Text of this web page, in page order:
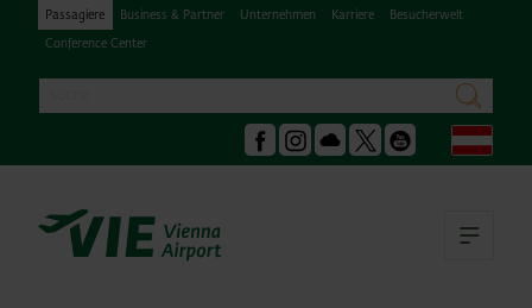
Passagiere Business & Partner Unternehmen Karriere
Besucherwelt
Conference Center
suchen
Facebook
Instagram
Podcast Youtube